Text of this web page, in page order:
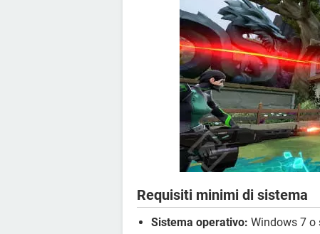
Requisiti minimi di sistema
Sistema operativo: Windows 7 o